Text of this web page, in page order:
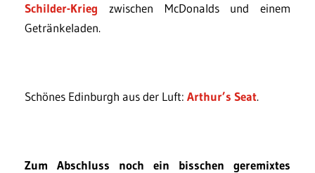
Schilder-Krieg zwischen McDonalds und einem
Getränkeladen.
Schönes Edinburgh aus der Luft: Arthur’s Seat.
Zum Abschluss noch ein bisschen geremixtes